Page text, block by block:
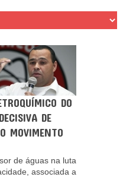
DO
DE
MOVIMENTO
de águas na luta
associada a